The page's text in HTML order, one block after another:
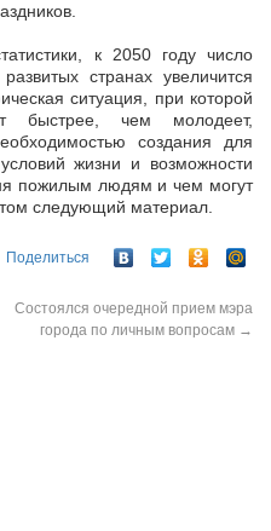
к 2050 году число
странах увеличится
ситуация, при которой
быстрее, чем молодеет,
создания для
жизни и возможности
пожилым людям и чем могут
следующий материал.
Поделиться
Состоялся очередной прием мэра
города по личным вопросам →